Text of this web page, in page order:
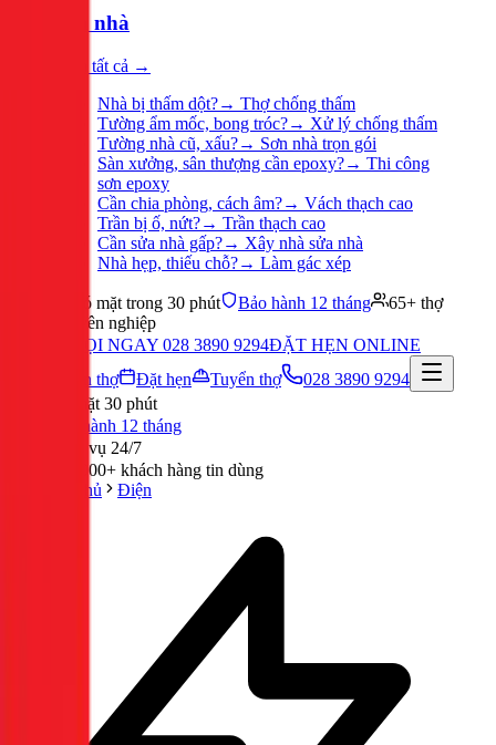
Sửa nhà
Xem tất cả →
Nhà bị thấm dột?→ Thợ chống thấm
Tường ẩm mốc, bong tróc?→ Xử lý chống thấm
Tường nhà cũ, xấu?→ Sơn nhà trọn gói
Sàn xưởng, sân thượng cần epoxy?→ Thi công
sơn epoxy
Cần chia phòng, cách âm?→ Vách thạch cao
Trần bị ố, nứt?→ Trần thạch cao
Cần sửa nhà gấp?→ Xây nhà sửa nhà
Nhà hẹp, thiếu chỗ?→ Làm gác xép
Có mặt trong 30 phút Bảo hành 12 tháng
65+ thợ
chuyên nghiệp
GỌI NGAY 028 3890 9294ĐẶT HẸN ONLINE
Tuyển thợ
Đặt hẹn Tuyển thợ
028 3890 9294
Có mặt 30 phút
Bảo hành 12 tháng
Phục vụ 24/7
300,000+ khách hàng tin dùng
Trang chủ
Điện